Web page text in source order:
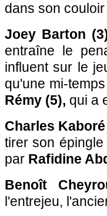
dans son
Joey Barton
entraîne le
influent sur le
qu'une mi-
Rémy (5), qui a
Charles Kaboré
tirer son
par Rafidine
Benoît
l'entrejeu,